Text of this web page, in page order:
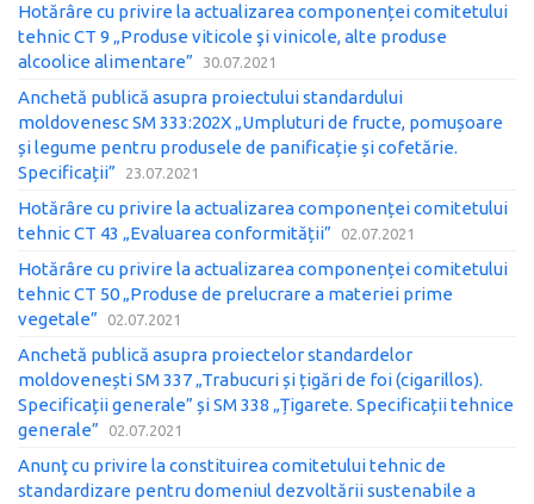
Hotărâre cu privire la actualizarea componenței comitetului
tehnic CT 9 „Produse viticole şi vinicole, alte produse
alcoolice alimentare”
30.07.2021
Anchetă publică asupra proiectului standardului
moldovenesc SM 333:202X „Umpluturi de fructe, pomușoare
și legume pentru produsele de panificație și cofetărie.
Specificații”
23.07.2021
Hotărâre cu privire la actualizarea componenței comitetului
tehnic CT 43 „Evaluarea conformității”
02.07.2021
Hotărâre cu privire la actualizarea componenței comitetului
tehnic CT 50 „Produse de prelucrare a materiei prime
vegetale”
02.07.2021
Anchetă publică asupra proiectelor standardelor
moldovenești SM 337 „Trabucuri și țigări de foi (cigarillos).
Specificații generale” și SM 338 „Țigarete. Specificații tehnice
generale”
02.07.2021
Anunţ cu privire la constituirea comitetului tehnic de
standardizare pentru domeniul dezvoltării sustenabile a